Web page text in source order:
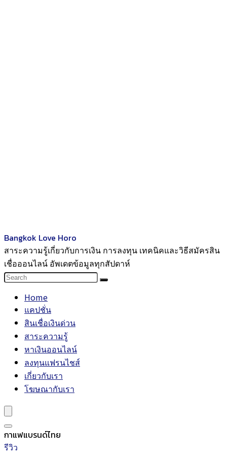
Bangkok Love Horo
สาระความรู้เกี่ยวกับการเงิน การลงทุน เทคนิคและวิธีสมัครสิน
เชื่อออนไลน์ อัพเดตข้อมูลทุกสัปดาห์
Home
แคปชั่น
สินเชื่อเงินด่วน
สาระความรู้
หาเงินออนไลน์
ลงทุนแฟรนไชส์
เกี่ยวกับเรา
โฆษณากับเรา
กาแฟแบรนด์ไทย
รีวิว